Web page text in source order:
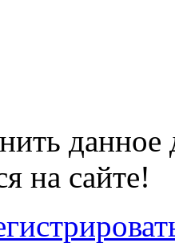
данное
на сайте!